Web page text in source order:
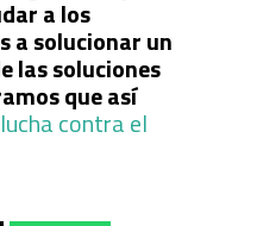
a los
a solucionar un
las soluciones
que así
contra el